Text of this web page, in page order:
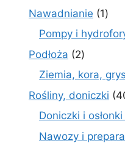
Nawadnianie 11
Pompy i
Podłoża 22
Ziemia, kora,
Rośliny, doniczki
Doniczki i
Nawozy i